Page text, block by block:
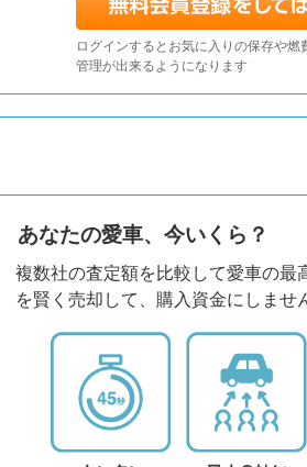
ログインするとお気に入りの保存や燃
管理が出来るようになります
あなたの愛車、今いくら？
複数社の査定額を比較して愛車の最
を賢く売却して、購入資金にしませ